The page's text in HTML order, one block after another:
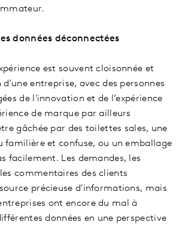
données déconnectées
est souvent cloisonnée et
d'une entreprise, avec des personnes
de l'innovation et de l’expérience
de marque par ailleurs
gâchée par des toilettes sales, une
familière et confuse, ou un emballage
facilement. Les demandes, les
commentaires des clients
précieuse d'informations, mais
ont encore du mal à
données en une perspective